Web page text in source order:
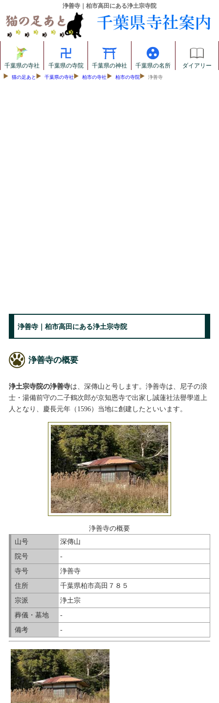
浄善寺｜柏市高田にある浄土宗寺院
千葉県の寺社 千葉県の寺院 千葉県の神社 千葉県の名所 ダイアリー
猫の足あと 千葉県の寺社 柏市の寺社 柏市の寺院 浄善寺
浄善寺｜柏市高田にある浄土宗寺院
浄善寺の概要
浄土宗寺院の浄善寺は、深傳山と号します。浄善寺は、尼子の浪
士・湯備前守の二子鶴次郎が京知恩寺で出家し誠蓮社法譽學道上
人となり、慶長元年（1596）当地に創建したといいます。
浄善寺の概要
山号
深傳山
院号
-
寺号
浄善寺
住所
千葉県柏市高田７８５
宗派
浄土宗
葬儀・墓地
-
備考
-